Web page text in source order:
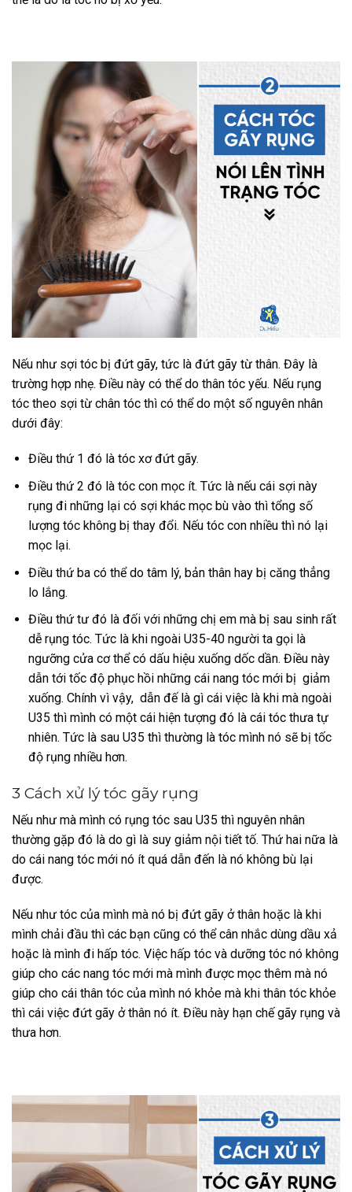
Nếu như sợi tóc bị đứt gãy, tức là đứt gãy từ thân. Đây là
trường hợp nhẹ. Điều này có thể do thân tóc yếu. Nếu rụng
tóc theo sợi từ chân tóc thì có thể do một số nguyên nhân
dưới đây:
Điều thứ 1 đó là tóc xơ đứt gãy.
Điều thứ 2 đó là tóc con mọc ít. Tức là nếu cái sợi này
rụng đi những lại có sợi khác mọc bù vào thì tổng số
lượng tóc không bị thay đổi. Nếu tóc con nhiều thì nó lại
mọc lại.
Điều thứ ba có thể do tâm lý, bản thân hay bị căng thẳng
lo lắng.
Điều thứ tư đó là đối với những chị em mà bị sau sinh rất
dễ rụng tóc. Tức là khi ngoài U35-40 người ta gọi là
ngưỡng cửa cơ thể có dấu hiệu xuống dốc dần. Điều này
dẫn tới tốc độ phục hồi những cái nang tóc mới bị giảm
xuống. Chính vì vậy, dẫn đế là gì cái việc là khi mà ngoài
U35 thì mình có một cái hiện tượng đó là cái tóc thưa tự
nhiên. Tức là sau U35 thì thường là tóc mình nó sẽ bị tốc
độ rụng nhiều hơn.
3 Cách xử lý tóc gãy rụng
Nếu như mà mình có rụng tóc sau U35 thì nguyên nhân
thường gặp đó là do gì là suy giảm nội tiết tố. Thứ hai nữa là
do cái nang tóc mới nó ít quá dẫn đến là nó không bù lại
được.
Nếu như tóc của mình mà nó bị đứt gãy ở thân hoặc là khi
mình chải đầu thì các bạn cũng có thể cân nhắc dùng dầu xả
hoặc là mình đi hấp tóc. Việc hấp tóc và dưỡng tóc nó không
giúp cho các nang tóc mới mà mình được mọc thêm mà nó
giúp cho cái thân tóc của mình nó khỏe mà khi thân tóc khỏe
thì cái việc đứt gãy ở thân nó ít. Điều này hạn chế gãy rụng và
thưa hơn.